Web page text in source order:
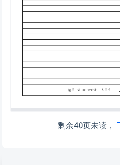
剩余40页未读，